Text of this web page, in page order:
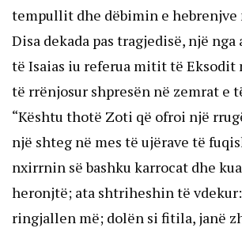
tempullit dhe dëbimin e hebrenjve
Disa dekada pas tragjedisë, një
të Isaias iu referua mitit të Eksodit
të rrënjosur shpresën në zemrat e
“Kështu thotë Zoti që ofroi një
një shteg në mes të ujërave të
nxirrnin së bashku karrocat dhe
heronjtë; ata shtriheshin të
ringjallen më; dolën si fitila, janë